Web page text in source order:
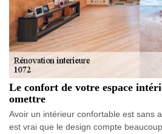
Le confort de votre espace
omettre
Avoir un intérieur confortable est sans
est vrai que le design compte